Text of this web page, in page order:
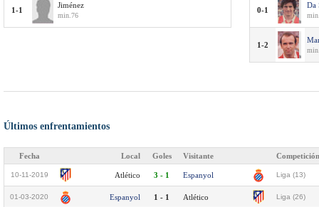
1-1
Jiménez
min.76
0-1
Da
1-2
Últimos enfrentamientos
Fecha Local Goles Visitante Competición
10-11-2019 Atlético 3 - 1 Espanyol Liga (13)
01-03-2020 Espanyol 1 - 1 Atlético Liga (26)